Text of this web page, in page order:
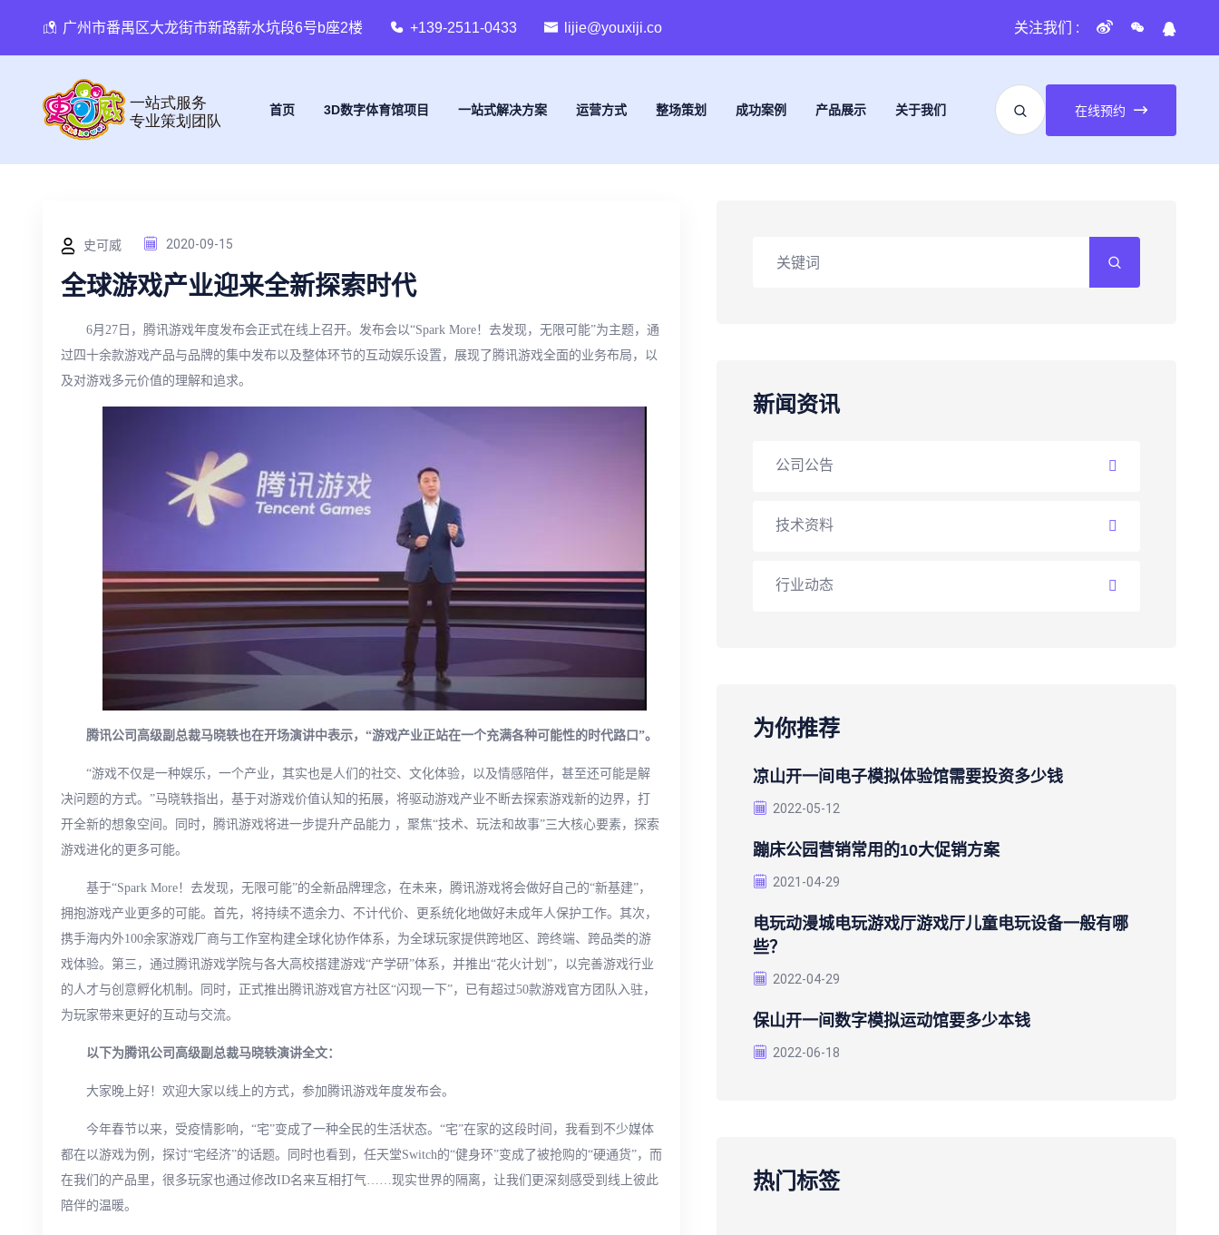
广州市番禺区大龙街市新路薪水坑段6号b座2楼 +139-2511-0433 lijie@youxiji.co 关注我们 :
首页 3D数字体育馆项目 一站式解决方案 运营方式 整场策划 成功案例 产品展示 关于我们 在线预约
史可威 2020-09-15
全球游戏产业迎来全新探索时代
6月27日，腾讯游戏年度发布会正式在线上召开。发布会以“Spark More！去发现，无限可能”为主题，通
过四十余款游戏产品与品牌的集中发布以及整体环节的互动娱乐设置，展现了腾讯游戏全面的业务布局，以
及对游戏多元价值的理解和追求。
腾讯公司高级副总裁马晓轶也在开场演讲中表示，“游戏产业正站在一个充满各种可能性的时代路口”。
“游戏不仅是一种娱乐，一个产业，其实也是人们的社交、文化体验，以及情感陪伴，甚至还可能是解
决问题的方式。”马晓轶指出，基于对游戏价值认知的拓展，将驱动游戏产业不断去探索游戏新的边界，打
开全新的想象空间。同时，腾讯游戏将进一步提升产品能力 ，聚焦“技术、玩法和故事”三大核心要素，探索
游戏进化的更多可能。
基于“Spark More！去发现，无限可能”的全新品牌理念，在未来，腾讯游戏将会做好自己的“新基建”，
拥抱游戏产业更多的可能。首先，将持续不遗余力、不计代价、更系统化地做好未成年人保护工作。其次，
携手海内外100余家游戏厂商与工作室构建全球化协作体系，为全球玩家提供跨地区、跨终端、跨品类的游
戏体验。第三，通过腾讯游戏学院与各大高校搭建游戏“产学研”体系，并推出“花火计划”，以完善游戏行业
的人才与创意孵化机制。同时，正式推出腾讯游戏官方社区“闪现一下”，已有超过50款游戏官方团队入驻，
为玩家带来更好的互动与交流。
以下为腾讯公司高级副总裁马晓轶演讲全文：
大家晚上好！欢迎大家以线上的方式，参加腾讯游戏年度发布会。
今年春节以来，受疫情影响，“宅”变成了一种全民的生活状态。“宅”在家的这段时间，我看到不少媒体
都在以游戏为例，探讨“宅经济”的话题。同时也看到，任天堂Switch的“健身环”变成了被抢购的“硬通货”，而
在我们的产品里，很多玩家也通过修改ID名来互相打气……现实世界的隔离，让我们更深刻感受到线上彼此
陪伴的温暖。
新闻资讯
公司公告
技术资料
行业动态
为你推荐
凉山开一间电子模拟体验馆需要投资多少钱
2022-05-12
蹦床公园营销常用的10大促销方案
2021-04-29
电玩动漫城电玩游戏厅游戏厅儿童电玩设备一般有哪
些？
2022-04-29
保山开一间数字模拟运动馆要多少本钱
2022-06-18
热门标签